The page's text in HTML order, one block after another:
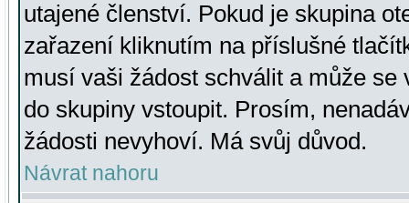
utajené členství. Pokud je skupina
zařazení kliknutím na příslušné
musí vaši žádost schválit a může se
do skupiny vstoupit. Prosím,
žádosti nevyhoví. Má svůj důvod.
Návrat nahoru